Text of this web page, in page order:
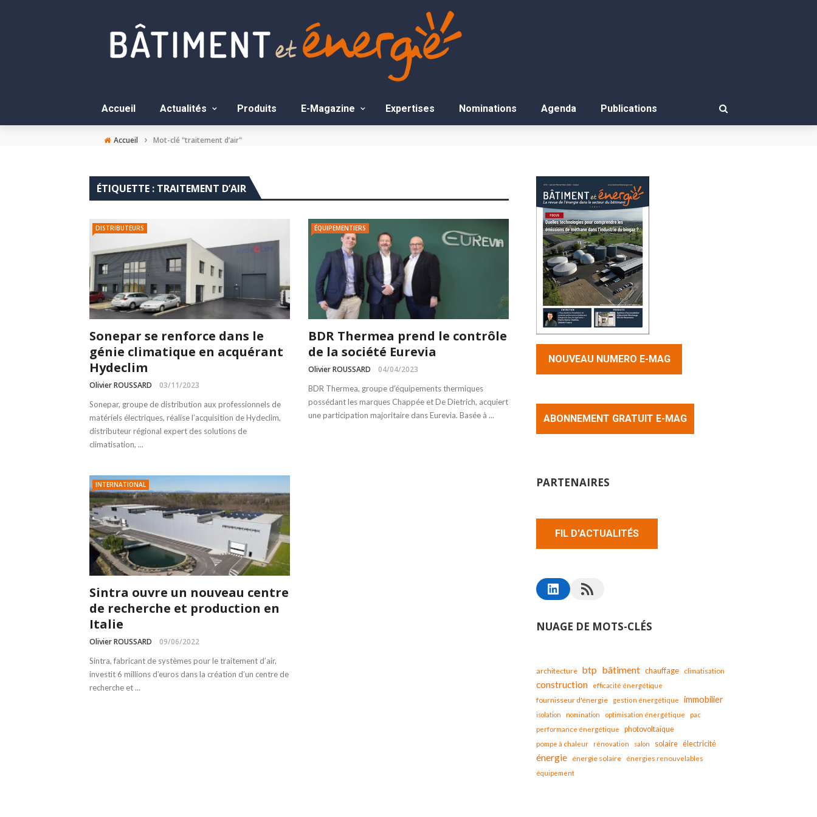
Accueil Actualités Produits E-Magazine Expertises Nominations Agenda Publications
Accueil › Mot-clé "traitement d’air"
ÉTIQUETTE : TRAITEMENT D’AIR
DISTRIBUTEURS
Sonepar se renforce dans le
génie climatique en acquérant
Hydeclim
Olivier ROUSSARD 03/11/2023
Sonepar, groupe de distribution aux professionnels de
matériels électriques, réalise l’acquisition de Hydeclim,
distributeur régional expert des solutions de
climatisation, ...
ÉQUIPEMENTIERS
BDR Thermea prend le contrôle
de la société Eurevia
Olivier ROUSSARD 04/04/2023
BDR Thermea, groupe d’équipements thermiques
possédant les marques Chappée et De Dietrich, acquiert
une participation majoritaire dans Eurevia. Basée à ...
INTERNATIONAL
Sintra ouvre un nouveau centre
de recherche et production en
Italie
Olivier ROUSSARD 09/06/2022
Sintra, fabricant de systèmes pour le traitement d’air,
investit 6 millions d’euros dans la création d’un centre de
recherche et ...
NOUVEAU NUMERO E-MAG
ABONNEMENT GRATUIT E-MAG
PARTENAIRES
FIL D'ACTUALITÉS
NUAGE DE MOTS-CLÉS
architecture btp bâtiment chauffage climatisation
construction efficacité énergétique
fournisseur d'énergie gestion énergétique immobilier
isolation nomination optimisation énergétique
pac
performance énergétique
photovoltaïque
pompe à chaleur rénovation salon solaire électricité
énergie énergie solaire
énergies renouvelables
équipement